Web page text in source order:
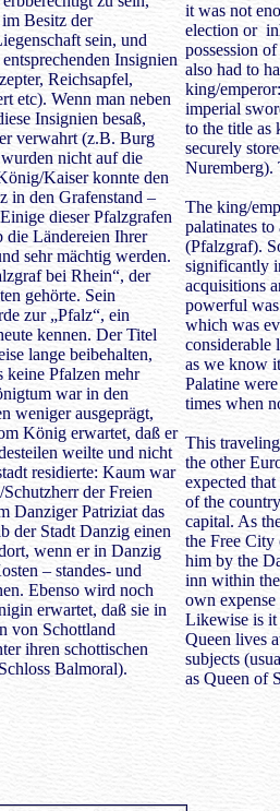
Besitz der
sein, und
Insignien
Reichsapfel,
etc). Wenn man neben
Insignien besaß,
verwahrt (z.B. Burg
nicht auf die
Kaiser konnte den
in den Grafenstand –
dieser Pfalzgrafen
die Ländereien Ihrer
sehr mächtig werden.
bei Rhein“, der
gehörte. Sein
zur „Pfalz“, ein
kennen. Der Titel
lange beibehalten,
keine Pfalzen mehr
war in den
weniger ausgeprägt,
König erwartet, daß er
weilte und nicht
residierte: Kaum war
der Freien
Danziger Patriziat das
der Stadt Danzig einen
wenn er in Danzig
– standes- und
Ebenso wird noch
erwartet, daß sie in
von Schottland
ihren schottischen
Balmoral).
it was not
election or
possession
also had to
king/
imperial
to the title as
securely
Nuremberg).
The king/
palatinates
(Pfalzgraf).
significantly
acquisitions
powerful
which was
considerable
as we know
Palatine
times when
This
the other
expected
of the
capital. As
the Free City
him by the
inn within
own
Likewise is it
Queen lives
subjects
as Queen of